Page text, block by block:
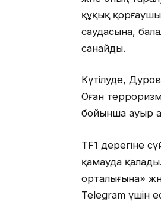
құқық
саудасына,
санайды.
Күтілуде,
Оған
бойынша ауыр
TF1 дерегіне
қамауда
орталығына»
Telegram үшін